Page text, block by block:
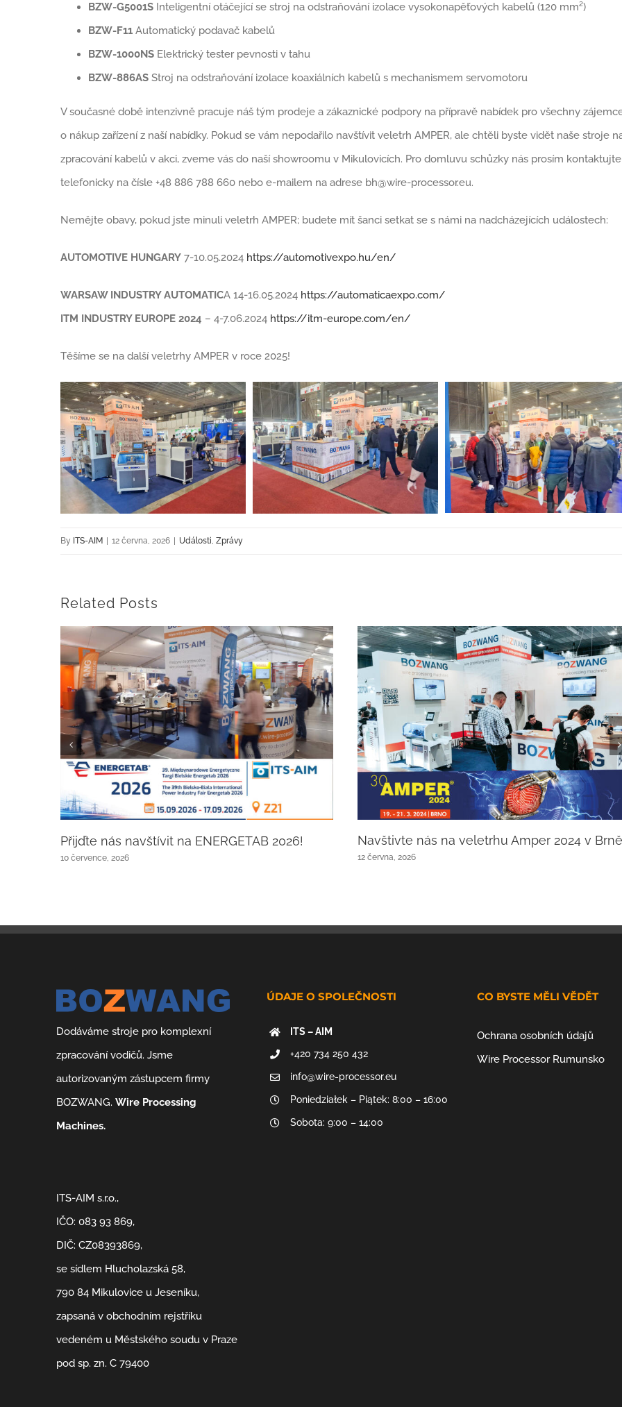
BZW-G5001SInteligentní otáčející se stroj na odstraňování izolace vysokonapěťových kabelů (120 mm²)
BZW-F11Automatický podavač kabelů
BZW-1000NSElektrický tester pevnosti v tahu
BZW-886ASStroj na odstraňování izolace koaxiálních kabelů s mechanismem servomotoru
V současné době intenzivně pracuje náš tým prodeje a zákaznické podpory na přípravě nabídek pro všechny
o nákup zařízení z naší nabídky. Pokud se vám nepodařilo navštívit veletrh AMPER, ale chtěli byste vidět naše stroje
zpracování kabelů v akci, zveme vás do naší showroomu v Mikulovicích. Pro domluvu schůzky nás prosím kontaktujte
telefonicky na čísle +48 886 788 660 nebo e-mailem na adrese bh@wire-processor.eu.
Nemějte obavy, pokud jste minuli veletrh AMPER; budete mít šanci setkat se s námi na nadcházejících událostech:
AUTOMOTIVE HUNGARY7-10.05.2024 https://automotivexpo.hu/en/
WARSAW INDUSTRY AUTOMATICA 14-16.05.2024 https://automaticaexpo.com/
ITM INDUSTRY EUROPE 2024 – 4-7.06.2024 https://itm-europe.com/en/
Těšíme se na další veletrhy AMPER v roce 2025!
By ITS-AIM | 12 června, 2026 | Události Zprávy
Related Posts
Přijďte nás navštívit na ENERGETAB 2026!
10 července, 2026
Navštivte nás na veletrhu Amper 2024 v
12 června, 2026
Dodáváme stroje pro komplexní
zpracování vodičů. Jsme
autorizovaným zástupcem firmy
BOZWANG.Wire Processing
Machines.
ITS-AIM s.r.o.,
IČO: 083 93 869,
DIČ: CZ08393869,
se sídlem Hlucholazská 58,
790 84 Mikulovice u Jeseníku,
zapsaná v obchodním rejstříku
vedeném u Městského soudu v Praze
pod sp. zn. C 79400
ÚDAJE O SPOLEČNOSTI
ITS – AIM
+420 734 250 432
info@wire-processor.eu
Poniedziałek – Piątek: 8:00 – 16:00
Sobota: 9:00 – 14:00
CO BYSTE MĚLI VĚDĚT
Ochrana osobních údajů
Wire Processor Rumunsko